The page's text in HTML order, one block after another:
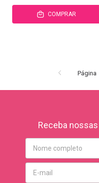
COMPRAR
Página
Receba